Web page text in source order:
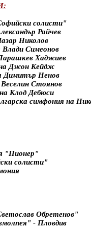
солисти"
Райчев
Николов
Симеонов
Хаджиев
Джон Кейдж
Димитър Ненов
Стоянов
Клод Дебюси
симфония на
"Пионер"
солисти"
Обретенов"
- Пловдив